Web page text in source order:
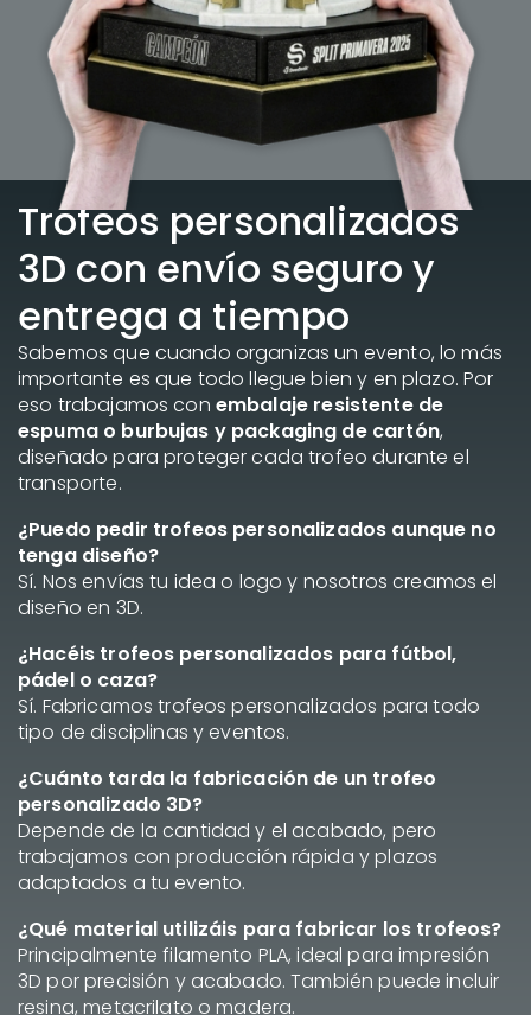
Trofeos personalizados
3D con envío seguro y
entrega a tiempo
Sabemos que cuando organizas un evento, lo más
importante es que todo llegue bien y en plazo. Por
eso trabajamos con embalaje resistente de
espuma o burbujas y packaging de cartón,
diseñado para proteger cada trofeo durante el
transporte.
¿Puedo pedir trofeos personalizados aunque no
tenga diseño?
Sí. Nos envías tu idea o logo y nosotros creamos el
diseño en 3D.
¿Hacéis trofeos personalizados para fútbol,
pádel o caza?
Sí. Fabricamos trofeos personalizados para todo
tipo de disciplinas y eventos.
¿Cuánto tarda la fabricación de un trofeo
personalizado 3D?
Depende de la cantidad y el acabado, pero
trabajamos con producción rápida y plazos
adaptados a tu evento.
¿Qué material utilizáis para fabricar los trofeos?
Principalmente filamento PLA, ideal para impresión
3D por precisión y acabado. También puede incluir
resina, metacrilato o madera.